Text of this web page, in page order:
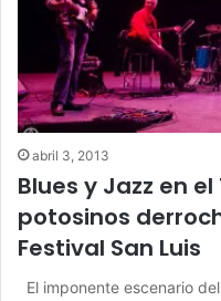
abril 3, 2013
Blues y Jazz en
potosinos
Festival San Luis
El imponente escenario